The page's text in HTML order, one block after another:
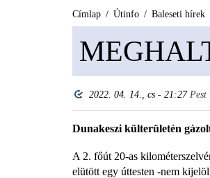
Címlap Útinfo Baleseti hírek
2022. 04. 14., cs - 21:27 Pest
Dunakeszi külterületén
A 2. főút 20-as
elütött egy úttesten -nem